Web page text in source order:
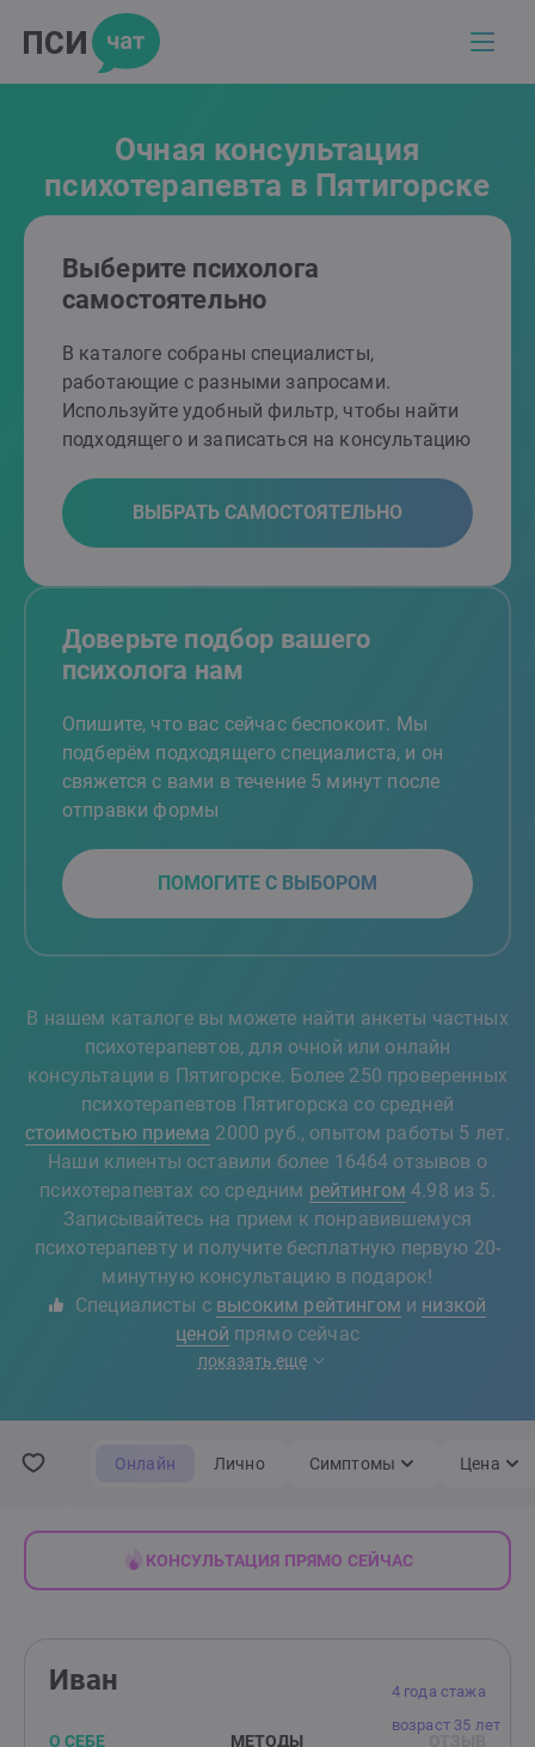
Очная консультация
психотерапевта в Пятигорске
Выберите психолога
самостоятельно
В каталоге собраны специалисты,
работающие с разными запросами.
Используйте удобный фильтр, чтобы найти
подходящего и записаться на консультацию
ВЫБРАТЬ САМОСТОЯТЕЛЬНО
Доверьте подбор вашего
психолога нам
Опишите, что вас сейчас беспокоит. Мы
подберём подходящего специалиста, и он
свяжется с вами в течение 5 минут после
отправки формы
ПОМОГИТЕ С ВЫБОРОМ
В нашем каталоге вы можете найти анкеты частных
психотерапевтов, для очной или онлайн
консультации в Пятигорске. Более 250 проверенных
психотерапевтов Пятигорска со средней
стоимостью приема 2000 руб., опытом работы 5 лет.
Наши клиенты оставили более 16464 отзывов о
психотерапевтах со средним рейтингом 4.98 из 5.
Записывайтесь на прием к понравившемуся
психотерапевту и получите бесплатную первую 20-
минутную консультацию в подарок!
Специалисты с высоким рейтингом и низкой
ценой прямо сейчас
показать еще
Онлайн Лично Симптомы Цена
КОНСУЛЬТАЦИЯ ПРЯМО СЕЙЧАС
4 года стажа
возраст 35 лет
Иван
О СЕБЕ МЕТОДЫ